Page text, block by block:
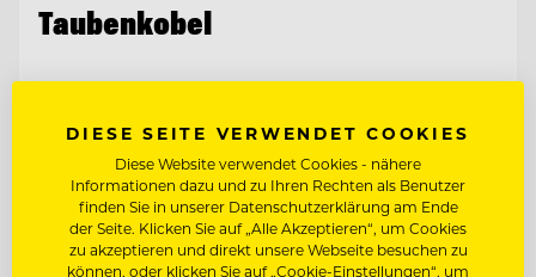
Taubenkobel
Österreich
CHEF DE RANG / COMMIS DE RANG
DIESE SEITE VERWENDET COOKIES
Diese Website verwendet Cookies - nähere
Informationen dazu und zu Ihren Rechten als Benutzer
finden Sie in unserer Datenschutzerklärung am Ende
der Seite. Klicken Sie auf „Alle Akzeptieren“, um Cookies
zu akzeptieren und direkt unsere Webseite besuchen zu
können, oder klicken Sie auf „Cookie-Einstellungen“, um